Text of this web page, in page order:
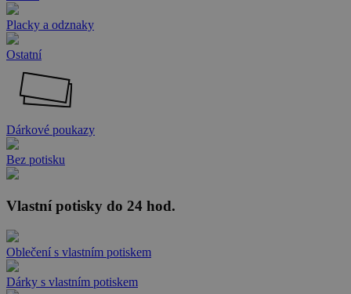
Placky a odznaky
Ostatní
Dárkové poukazy
Bez potisku
Vlastní potisky do 24 hod.
Oblečení s vlastním potiskem
Dárky s vlastním potiskem